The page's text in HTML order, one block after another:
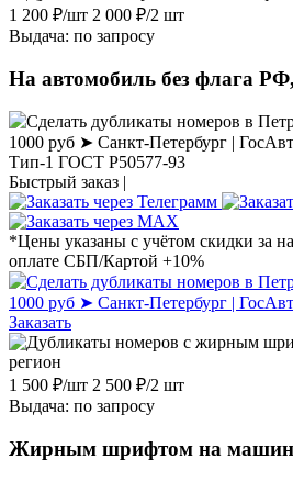
1 200 ₽/шт 2 000 ₽/2 шт
Выдача: по запросу
На автомобиль без флага
Тип-1 ГОСТ Р50577-93
Быстрый заказ |
*Цены указаны с учётом скидки за
оплате СБП/Картой +10%
Заказать
1 500 ₽/шт 2 500 ₽/2 шт
Выдача: по запросу
Жирным шрифтом на